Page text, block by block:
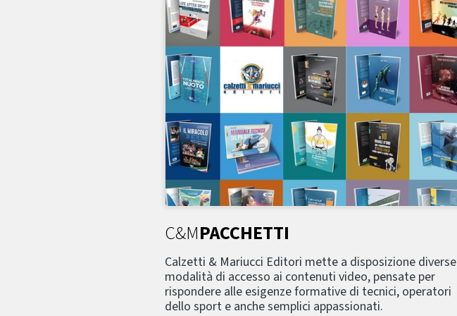
C&MPACCHETTI
Calzetti & Mariucci Editori mette a disposizione diverse
modalità di accesso ai contenuti video, pensate per
rispondere alle esigenze formative di tecnici, operatori
dello sport e anche semplici appassionati.